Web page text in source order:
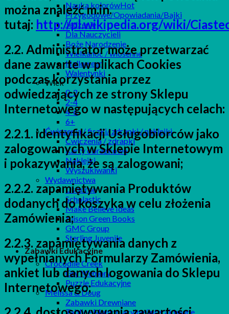
Nauka kolorów
Przygodowe/Opowiadania/Bajki
Jedzenie
Dla Nauczycieli
Boże Narodzenie
Wielkanoc / wiosenne
Halloween
Walentynki
Wiek
0-2
2-4
4-6
6+
Ćwiczenia / fiszki/ zdrapki / naklejki
Ćwiczenia / zdrapki
Karty obrazkowe
Naklejki
Wyszukiwanki
Wydawnictwa
Usborne
Scholastic
Make Believe Ideas
Alison Green Books
GMC Group
Sterling Juvenile
Zabawki Edukacyjne
Crocodile Creek
Gry Memory
Puzzle Edukacyjne
Melissa & Doug
Zabawki Drewniane
Tablice Manipulacyjne/Interaktywne
można znaleźć m.in.
tutaj: http://pl.wikipedia.org/wiki/
2.2. Administrator może przetwarzać
dane zawarte w plikach Cookies
podczas korzystania przez
odwiedzających ze strony Sklepu
Internetowego w następujących celach:
2.2.1. identyfikacji Usługobiorców jako
zalogowanych w Sklepie Internetowym
i pokazywania, że są zalogowani;
2.2.2. zapamiętywania Produktów
dodanych do koszyka w celu złożenia
Zamówienia;
2.2.3. zapamiętywania danych z
wypełnianych Formularzy Zamówienia,
ankiet lub danych logowania do Sklepu
Internetowego;